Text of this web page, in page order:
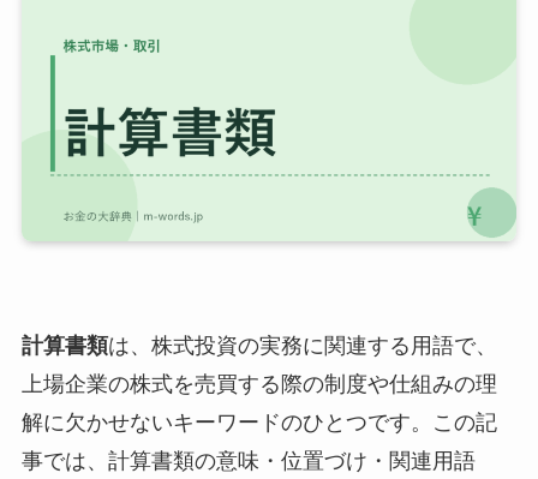
計算書類は、株式投資の実務に関連する用語で、
上場企業の株式を売買する際の制度や仕組みの理
解に欠かせないキーワードのひとつです。この記
事では、計算書類の意味・位置づけ・関連用語